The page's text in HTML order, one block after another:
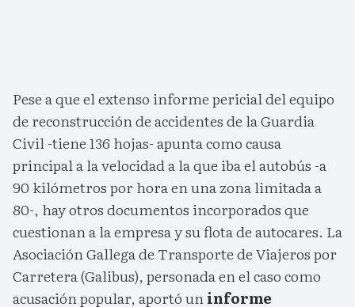
Pese a que el extenso informe pericial del equipo
de reconstrucción de accidentes de la Guardia
Civil -tiene 136 hojas- apunta como causa
principal a la velocidad a la que iba el autobús -a
90 kilómetros por hora en una zona limitada a
80-, hay otros documentos incorporados que
cuestionan a la empresa y su flota de autocares. La
Asociación Gallega de Transporte de Viajeros por
Carretera (Galibus), personada en el caso como
acusación popular, aportó uninforme